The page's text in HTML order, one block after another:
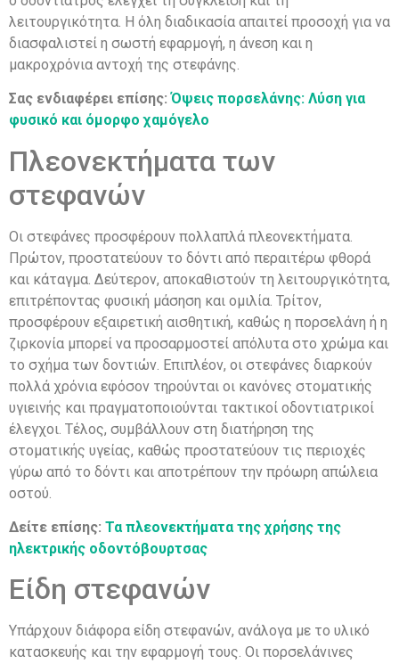
λειτουργικότητα. Η όλη διαδικασία απαιτεί προσοχή για να
διασφαλιστεί η σωστή εφαρμογή, η άνεση και η
μακροχρόνια αντοχή της στεφάνης.
Σας ενδιαφέρει επίσης:Όψεις πορσελάνης: Λύση για
φυσικό και όμορφο χαμόγελο
Πλεονεκτήματα των
στεφανών
Οι στεφάνες προσφέρουν πολλαπλά πλεονεκτήματα.
Πρώτον, προστατεύουν το δόντι από περαιτέρω φθορά
και κάταγμα. Δεύτερον, αποκαθιστούν τη λειτουργικότητα,
επιτρέποντας φυσική μάσηση και ομιλία. Τρίτον,
προσφέρουν εξαιρετική αισθητική, καθώς η πορσελάνη ή η
ζιρκονία μπορεί να προσαρμοστεί απόλυτα στο χρώμα και
το σχήμα των δοντιών. Επιπλέον, οι στεφάνες διαρκούν
πολλά χρόνια εφόσον τηρούνται οι κανόνες στοματικής
υγιεινής και πραγματοποιούνται τακτικοί οδοντιατρικοί
έλεγχοι. Τέλος, συμβάλλουν στη διατήρηση της
στοματικής υγείας, καθώς προστατεύουν τις περιοχές
γύρω από το δόντι και αποτρέπουν την πρόωρη απώλεια
οστού.
Δείτε επίσης: Τα πλεονεκτήματα της χρήσης της
ηλεκτρικής οδοντόβουρτσας
Είδη στεφανών
Υπάρχουν διάφορα είδη στεφανών, ανάλογα με το υλικό
κατασκευής και την εφαρμογή τους. Οι πορσελάνινες